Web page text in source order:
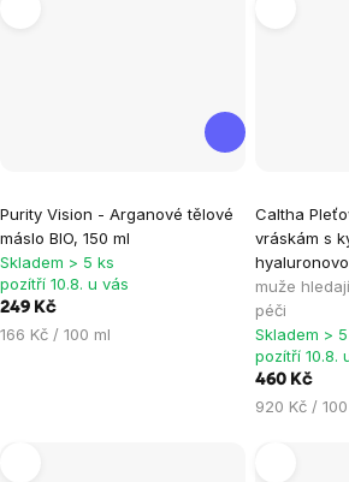
Purity Vision - Arganové tělové
máslo BIO, 150 ml
hodnocení
produktu
je
5,0
z
Skladem > 5 ks
pozítří 10.8. u vás
249 Kč
Měrná
166 Kč / 100 ml
Caltha
vráskám s
muže
péči
Skladem >
pozítří 10.8.
460 Kč
Měrná
920 Kč /